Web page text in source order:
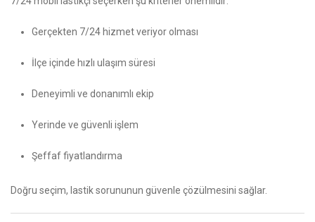
Gerçekten 7/24 hizmet veriyor olması
İlçe içinde hızlı ulaşım süresi
Deneyimli ve donanımlı ekip
Yerinde ve güvenli işlem
Şeffaf fiyatlandırma
Doğru seçim, lastik sorununun güvenle çözülmesini sağlar.